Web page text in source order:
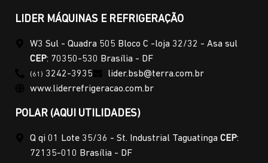
LIDER MÁQUINAS E REFRIGERAÇÃO
W3 Sul - Quadra 505 Bloco C -loja 32/32 - Asa sul
CEP: 70350-530 Brasília - DF
(61) 3242-3935
lider.bsb@terra.com.br
www.liderrefrigeracao.com.br
POLAR (AQUI UTILIDADES)
Q qi 01 Lote 35/36 - St. Industrial Taguatinga CEP:
72135-010 Brasília - DF